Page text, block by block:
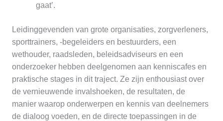
gaat’.
Leidinggevenden van grote organisaties, zorgverleners,
sporttrainers, -begeleiders en bestuurders, een
wethouder, raadsleden, beleidsadviseurs en een
onderzoeker hebben deelgenomen aan kenniscafes en
praktische stages in dit traject. Ze zijn enthousiast over
de vernieuwende invalshoeken, de resultaten, de
manier waarop onderwerpen en kennis van deelnemers
de dialoog voeden, en de directe toepassingen in de